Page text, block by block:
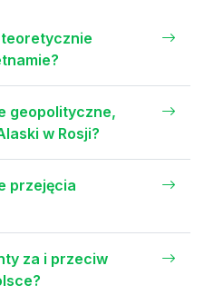
teoretycznie
geopolityczne,
w Rosji?
przejęcia
za i przeciw